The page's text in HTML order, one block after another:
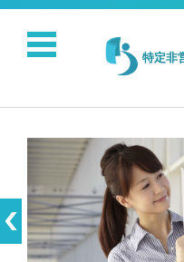
特定非
コンテンツに移動